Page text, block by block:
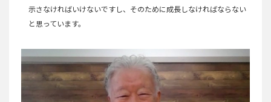
示さなければいけないですし、そのために成長しなければならない
と思っています。